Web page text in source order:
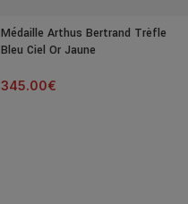
Médaille Arthus Bertrand Trèfle
Bleu Ciel Or Jaune
345.00€